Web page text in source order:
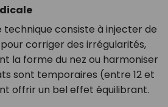
technique consiste à injecter de
corriger des irrégularités,
la forme du nez ou harmoniser
sont temporaires (entre 12 et
offrir un bel effet équilibrant.